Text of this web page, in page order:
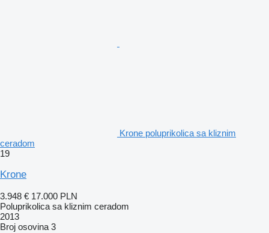
Krone poluprikolica sa kliznim
ceradom
19
Krone
3.948 € 17.000 PLN
Poluprikolica sa kliznim ceradom
2013
Broj osovina 3